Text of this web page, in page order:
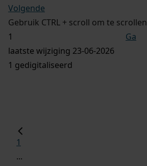
Volgende
Gebruik CTRL + scroll om te scrollen
Ga
laatste wijziging 23-06-2026
1 gedigitaliseerd
1
...